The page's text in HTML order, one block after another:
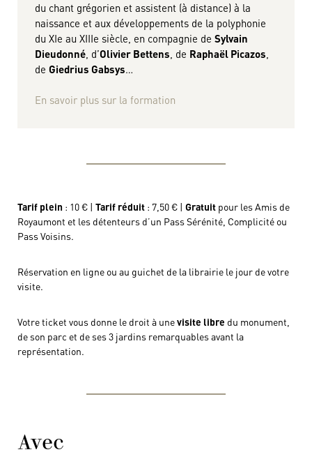
du chant grégorien et assistent (à distance) à la
naissance et aux développements de la polyphonie
du XIe au XIIIe siècle, en compagnie de Sylvain
Dieudonné, d’Olivier Bettens, de Raphaël Picazos,
de Giedrius Gabsys…
En savoir plus sur la formation
Tarif plein : 10 € | Tarif réduit : 7,50 € | Gratuit pour les Amis de
Royaumont et les détenteurs d’un Pass Sérénité, Complicité ou
Pass Voisins.
Réservation en ligne ou au guichet de la librairie le jour de votre
visite.
Votre ticket vous donne le droit à unevisite libre du monument,
de son parc et de ses 3 jardins remarquables avant la
représentation.
Avec